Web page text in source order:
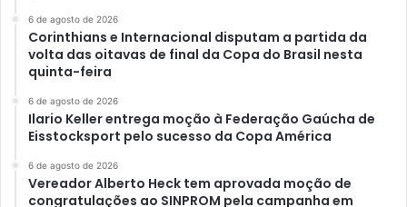
6 de agosto de 2026
Corinthians e Internacional disputam a partida da
volta das oitavas de final da Copa do Brasil nesta
quinta-feira
6 de agosto de 2026
Ilario Keller entrega moção à Federação Gaúcha de
Eisstocksport pelo sucesso da Copa América
6 de agosto de 2026
Vereador Alberto Heck tem aprovada moção de
congratulações ao SINPROM pela campanha em